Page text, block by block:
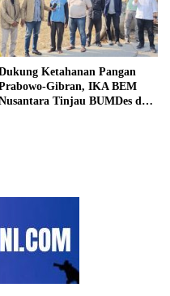
Ketahanan Pangan
Gibran, IKA BEM
Tinjau BUMDes dan